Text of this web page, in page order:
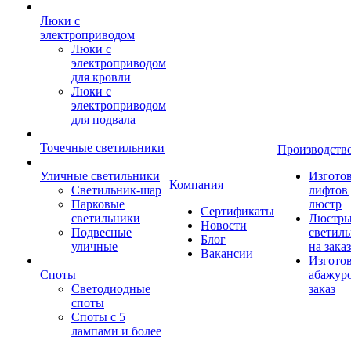
Люки с
электроприводом
Люки с
электроприводом
для кровли
Люки с
электроприводом
для подвала
Точечные светильники
Уличные светильники
Светильник-шар
Парковые
светильники
Подвесные
уличные
Споты
Светодиодные
споты
Споты с 5
лампами и более
Компания
Сертификаты
Новости
Блог
Вакансии
лифтов
люстр
на заказ
заказ